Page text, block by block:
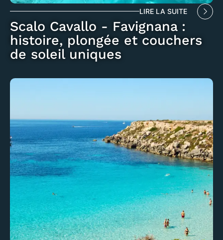
LIRE LA SUITE
Scalo Cavallo - Favignana :
histoire, plongée et couchers
de soleil uniques